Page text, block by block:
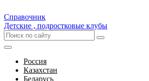
Справочник
Детские , подростковые клубы
Россия
Казахстан
Беларусь